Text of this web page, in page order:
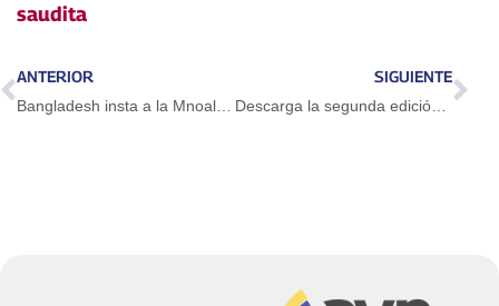
saudita
ANTERIOR
Bangladesh insta a la Mnoal a fortalecer la cooperación sur-sur
SIGUIENTE
Descarga la segunda edición de la revista de los CLAP